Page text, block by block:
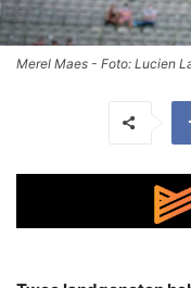
Merel Maes - Foto: Lucien